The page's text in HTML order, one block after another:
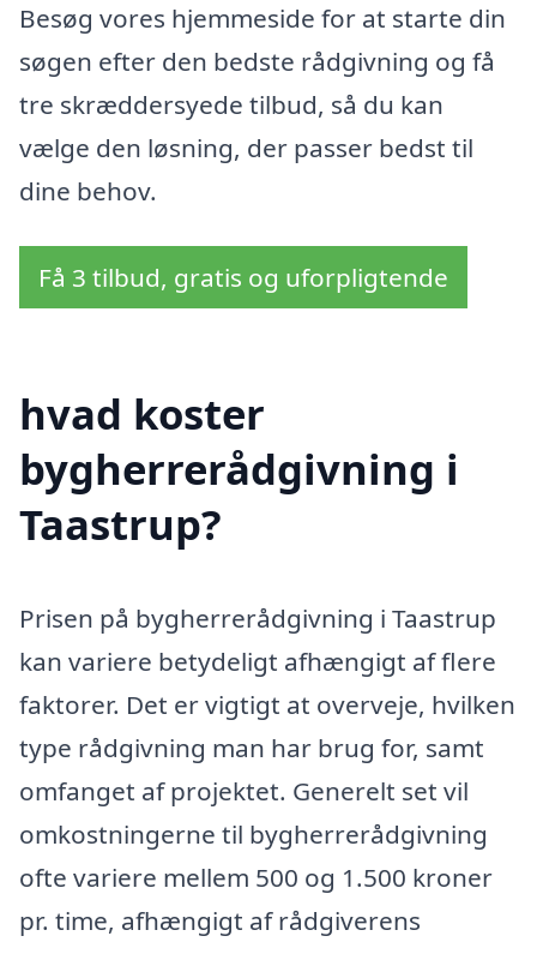
Besøg vores hjemmeside for at starte din
søgen efter den bedste rådgivning og få
tre skræddersyede tilbud, så du kan
vælge den løsning, der passer bedst til
dine behov.
Få 3 tilbud, gratis og uforpligtende
hvad koster
bygherrerådgivning i
Taastrup?
Prisen på bygherrerådgivning i Taastrup
kan variere betydeligt afhængigt af flere
faktorer. Det er vigtigt at overveje, hvilken
type rådgivning man har brug for, samt
omfanget af projektet. Generelt set vil
omkostningerne til bygherrerådgivning
ofte variere mellem 500 og 1.500 kroner
pr. time, afhængigt af rådgiverens